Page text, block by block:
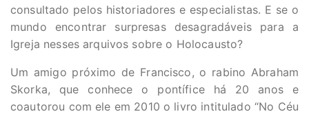
consultado pelos historiadores e especialistas. E se o
mundo encontrar surpresas desagradáveis para a
Igreja nesses arquivos sobre o Holocausto?
Um amigo próximo de Francisco, o rabino Abraham
Skorka, que conhece o pontífice há 20 anos e
coautorou com ele em 2010 o livro intitulado “No Céu